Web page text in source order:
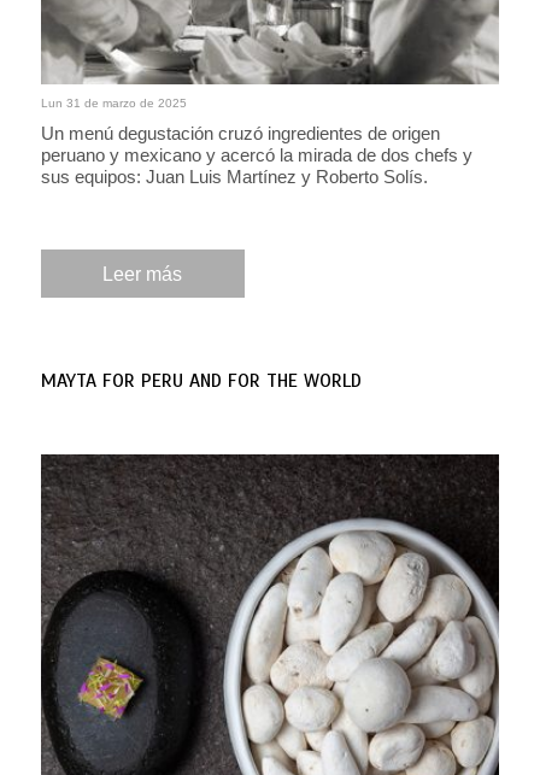
Lun 31 de marzo de 2025
Un menú degustación cruzó ingredientes de origen
peruano y mexicano y acercó la mirada de dos chefs y
sus equipos: Juan Luis Martínez y Roberto Solís.
Leer más
MAYTA FOR PERU AND FOR THE WORLD